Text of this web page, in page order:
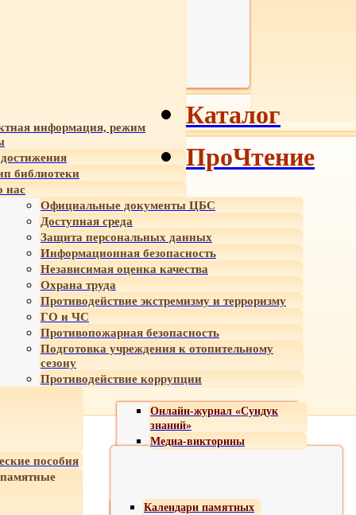
информация, режим
библиотеки
нас
Официальные документы ЦБС
Доступная среда
Защита персональных данных
Информационная безопасность
Независимая оценка качества
Охрана труда
Противодействие экстремизму и терроризму
ГО и ЧС
Противопожарная безопасность
Подготовка учреждения к отопительному
сезону
Противодействие коррупции
Онлайн-журнал «Сундук
знаний»
Медиа-викторины
пособия
Календари памятных
Каталог
ПроЧтение